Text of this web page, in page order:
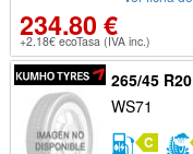
234.80 €
+2.18€ ecoTasa (IVA inc.)
265/45
WS71
C